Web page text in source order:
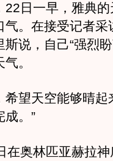
日一早，雅典的
。在接受记者采
说，自己“强烈
。
望天空能够晴起
成。”
奥林匹亚赫拉神